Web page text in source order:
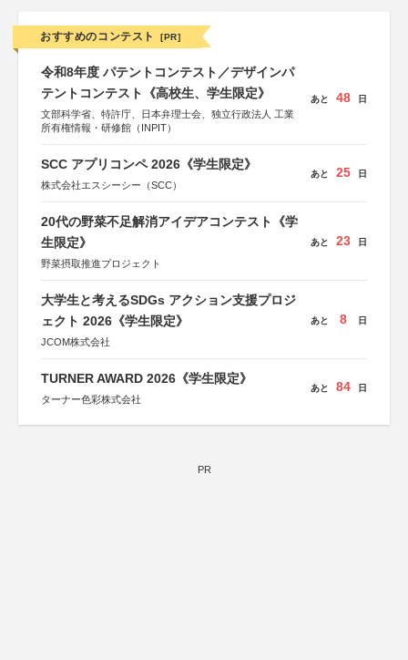
おすすめのコンテスト [PR]
令和8年度 パテントコンテスト／デザインパ
テントコンテスト《高校生、学生限定》
文部科学省、特許庁、日本弁理士会、独立行政法人 工業
所有権情報・研修館（INPIT）
あと 48 日
SCC アプリコンペ 2026《学生限定》
株式会社エスシーシー（SCC）
あと 25 日
20代の野菜不足解消アイデアコンテスト《学
生限定》
野菜摂取推進プロジェクト
あと 23 日
大学生と考えるSDGs アクション支援プロジ
ェクト 2026《学生限定》
JCOM株式会社
あと 8 日
TURNER AWARD 2026《学生限定》
ターナー色彩株式会社
あと 84 日
PR